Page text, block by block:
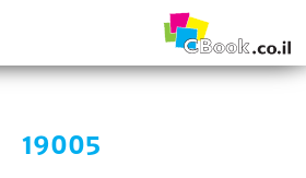
19005